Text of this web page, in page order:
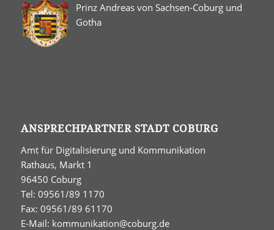
Prinz Andreas von Sachsen-Coburg und
Gotha
ANSPRECHPARTNER STADT COBURG
Amt für Digitalisierung und Kommunikation
Rathaus, Markt 1
96450 Coburg
Tel: 09561/89 1170
Fax: 09561/89 61170
E-Mail: kommunikation@coburg.de